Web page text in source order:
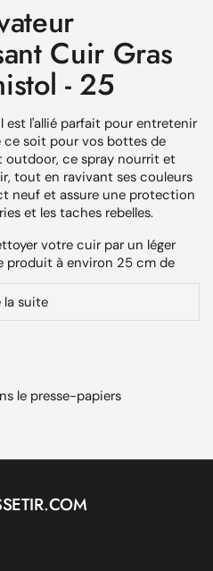
Cuir Gras
- 25
est l'allié parfait pour entretenir
ce soit pour vos bottes de
outdoor, ce spray nourrit et
tout en ravivant ses couleurs
neuf et assure une protection
et les taches rebelles.
votre cuir par un léger
produit à environ 25 cm de
frotter pour un résultat
la teinte peut légèrement
conseillé de faire un essai sur
spray de 250 ml, fabriqué en
application pratique et
pour toutes vos
à Armistol pour prolonger la
la suite
le presse-papiers